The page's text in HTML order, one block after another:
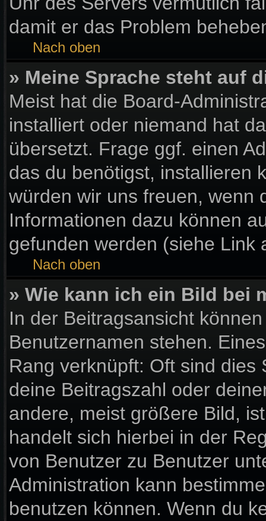
damit er das Problem
Nach oben
» Meine Sprache steht auf
Meist hat die Board-
installiert oder niemand hat
übersetzt. Frage ggf. einen
das du benötigst, installieren
würden wir uns freuen, wenn
Informationen dazu können
gefunden werden (siehe Link
Nach oben
» Wie kann ich ein Bild bei
In der Beitragsansicht
Benutzernamen stehen.
Rang verknüpft: Oft sind
deine Beitragszahl oder
andere, meist größere Bild,
handelt sich hierbei in der
von Benutzer zu Benutzer
Administration kann
benutzen können. Wenn du